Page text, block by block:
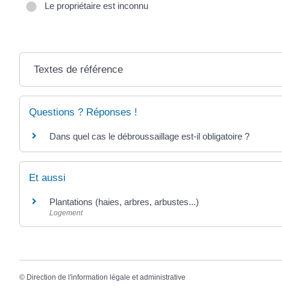
Le propriétaire est inconnu
Textes de référence
Questions ? Réponses !
Dans quel cas le débroussaillage est-il obligatoire ?
Et aussi
Plantations (haies, arbres, arbustes...)
Logement
© Direction de l'information légale et administrative